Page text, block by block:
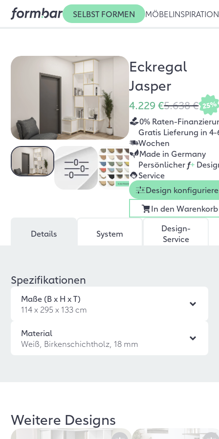
SELBST FORMEN MÖBEL INSPIRATION
Eckregal
Jasper
4.229 €5.638 € 25%
0% Raten-
Gratis Lieferung in 4-
Wochen
Made in Germany
Persönlicher f+
Service
Design
In den Warenkorb
Details System
Design-
Service
Spezifikationen
Maße (B x H x T)
114 x 295 x 133 cm
Material
Weiß, Birkenschichtholz, 18 mm
Weitere Designs